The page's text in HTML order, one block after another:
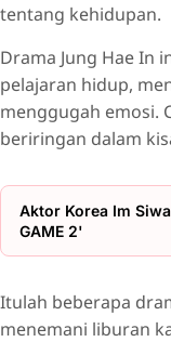
tentang kehidupan.
Drama Jung Hae In
pelajaran hidup,
menggugah emosi.
beriringan dalam
Aktor Korea Im
GAME 2'
Itulah beberapa
menemani liburan